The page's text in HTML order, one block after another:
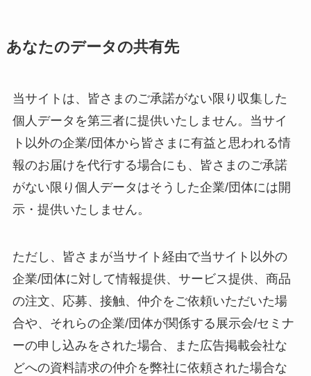
あなたのデータの共有先
当サイトは、皆さまのご承諾がない限り収集した
個人データを第三者に提供いたしません。当サイ
ト以外の企業/団体から皆さまに有益と思われる情
報のお届けを代行する場合にも、皆さまのご承諾
がない限り個人データはそうした企業/団体には開
示・提供いたしません。
ただし、皆さまが当サイト経由で当サイト以外の
企業/団体に対して情報提供、サービス提供、商品
の注文、応募、接触、仲介をご依頼いただいた場
合や、それらの企業/団体が関係する展示会/セミナ
ーの申し込みをされた場合、また広告掲載会社な
どへの資料請求の仲介を弊社に依頼された場合な